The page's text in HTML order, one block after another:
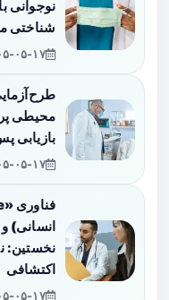
نوجوانی
شناختی
۱۴۰۵-
محیطی
بازیابی
۱۴۰۵-
نخستین:
اکتشافی
۱۴۰۵-